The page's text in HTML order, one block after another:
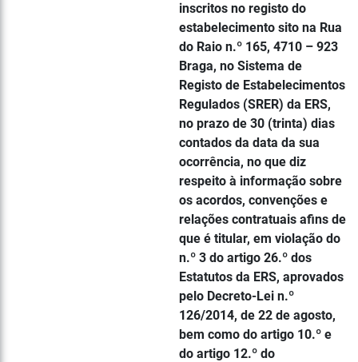
inscritos no registo do
estabelecimento sito na Rua
do Raio n.º 165, 4710 – 923
Braga, no Sistema de
Registo de Estabelecimentos
Regulados (SRER) da ERS,
no prazo de 30 (trinta) dias
contados da data da sua
ocorrência, no que diz
respeito à informação sobre
os acordos, convenções e
relações contratuais afins de
que é titular, em violação do
n.º 3 do artigo 26.º dos
Estatutos da ERS, aprovados
pelo Decreto-Lei n.º
126/2014, de 22 de agosto,
bem como do artigo 10.º e
do artigo 12.º do